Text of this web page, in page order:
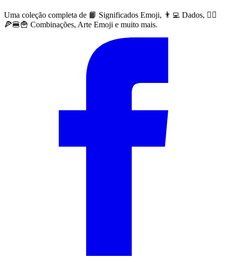
Uma coleção completa de 📙 Significados Emoji, 👨‍💻 Dados, 🙅‍♀️
🍕🍔🍟 Combinações, Arte Emoji e muito mais.